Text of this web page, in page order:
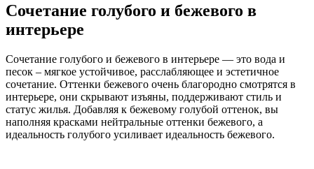
Сочетание голубого и бежевого в
интерьере
Сочетание голубого и бежевого в интерьере — это вода и
песок – мягкое устойчивое, расслабляющее и эстетичное
сочетание. Оттенки бежевого очень благородно смотрятся в
интерьере, они скрывают изъяны, поддерживают стиль и
статус жилья. Добавляя к бежевому голубой оттенок, вы
наполняя красками нейтральные оттенки бежевого, а
идеальность голубого усиливает идеальность бежевого.